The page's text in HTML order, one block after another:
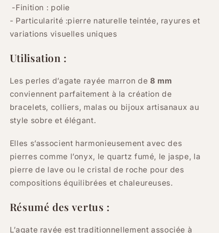
-Finition : polie
- Particularité :pierre naturelle teintée, rayures et
variations visuelles uniques
Utilisation :
Les perles d’agate rayée marron de 8 mm
conviennent parfaitement à la création de
bracelets, colliers, malas ou bijoux artisanaux au
style sobre et élégant.
Elles s’associent harmonieusement avec des
pierres comme l’onyx, le quartz fumé, le jaspe, la
pierre de lave ou le cristal de roche pour des
compositions équilibrées et chaleureuses.
Résumé des vertus :
L’agate rayée est traditionnellement associée à